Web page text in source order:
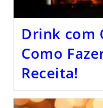
Drink com
Como
Receita!